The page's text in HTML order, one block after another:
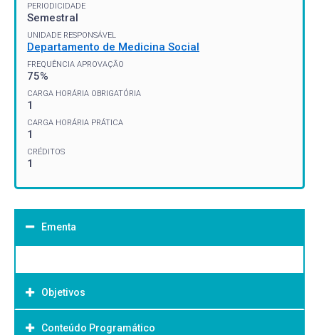
PERIODICIDADE
Semestral
UNIDADE RESPONSÁVEL
Departamento de Medicina Social
FREQUÊNCIA APROVAÇÃO
75%
CARGA HORÁRIA OBRIGATÓRIA
1
CARGA HORÁRIA PRÁTICA
1
CRÉDITOS
1
Ementa
Objetivos
Objetivo Geral:
Conteúdo Programático